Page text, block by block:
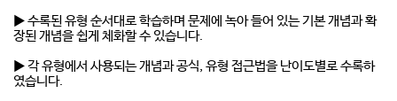
▶ 수록된 유형 순서대로 학습하며 문제에 녹아 들어 있는 기본 개념과 확
장된 개념을 쉽게 체화할 수 있습니다.
▶ 각 유형에서 사용되는 개념과 공식, 유형 접근법을 난이도별로 수록하
였습니다.